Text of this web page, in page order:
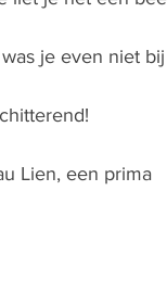
je even niet
Lien, een prima